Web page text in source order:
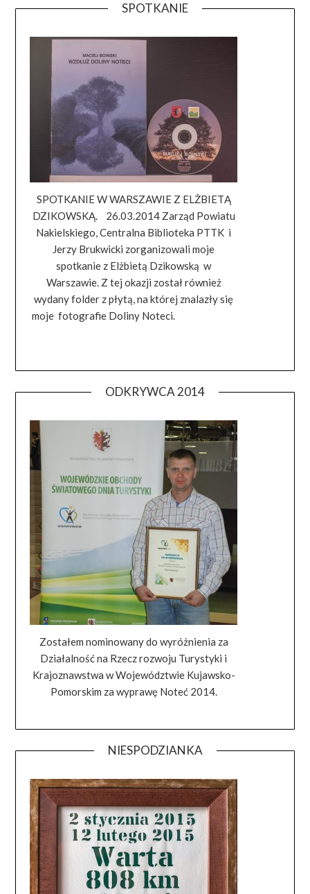
SPOTKANIE
SPOTKANIE W WARSZAWIE Z ELŻBIETĄ
DZIKOWSKĄ. 26.03.2014 Zarząd Powiatu
Nakielskiego, Centralna Biblioteka PTTK i
Jerzy Brukwicki zorganizowali moje
spotkanie z Elżbietą Dzikowską w
Warszawie. Z tej okazji został również
wydany folder z płytą, na której znalazły się
moje fotografie Doliny Noteci.
ODKRYWCA 2014
Zostałem nominowany do wyróżnienia za
Działalność na Rzecz rozwoju Turystyki i
Krajoznawstwa w Województwie Kujawsko-
Pomorskim za wyprawę Noteć 2014.
NIESPODZIANKA